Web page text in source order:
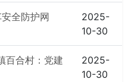
全防护网
2025-
10-30
百合村：党建
2025-
10-30